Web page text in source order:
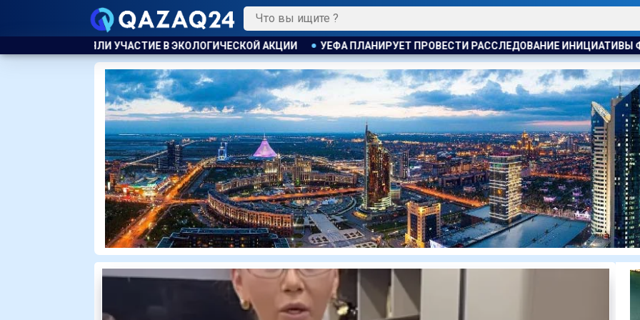
ЭКОЛОГИЧЕСКОЙ АКЦИИ УЕФА ПЛАНИРУЕТ ПРОВЕСТИ РАССЛЕДОВАНИЕ ИНИЦИАТИВЫ ФИФА ПО ПРОДАЖЕ